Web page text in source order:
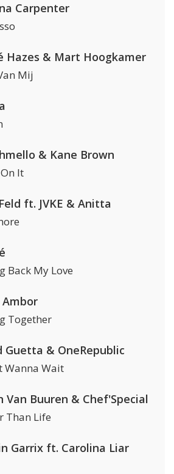
Carpenter
Hazes & Mart Hoogkamer
Mij
& Kane Brown
It
ft. JVKE & Anitta
Back My Love
Together
Guetta & OneRepublic
Wanna Wait
Van Buuren & Chef'Special
Than Life
Garrix ft. Carolina Liar